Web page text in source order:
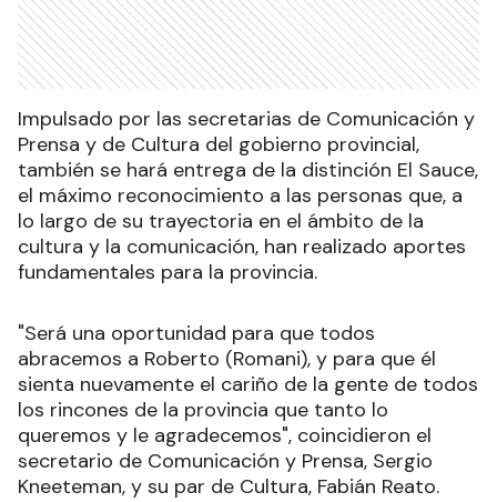
Impulsado por las secretarias de Comunicación y
Prensa y de Cultura del gobierno provincial,
también se hará entrega de la distinción El Sauce,
el máximo reconocimiento a las personas que, a
lo largo de su trayectoria en el ámbito de la
cultura y la comunicación, han realizado aportes
fundamentales para la provincia.
"Será una oportunidad para que todos
abracemos a Roberto (Romani), y para que él
sienta nuevamente el cariño de la gente de todos
los rincones de la provincia que tanto lo
queremos y le agradecemos", coincidieron el
secretario de Comunicación y Prensa, Sergio
Kneeteman, y su par de Cultura, Fabián Reato.